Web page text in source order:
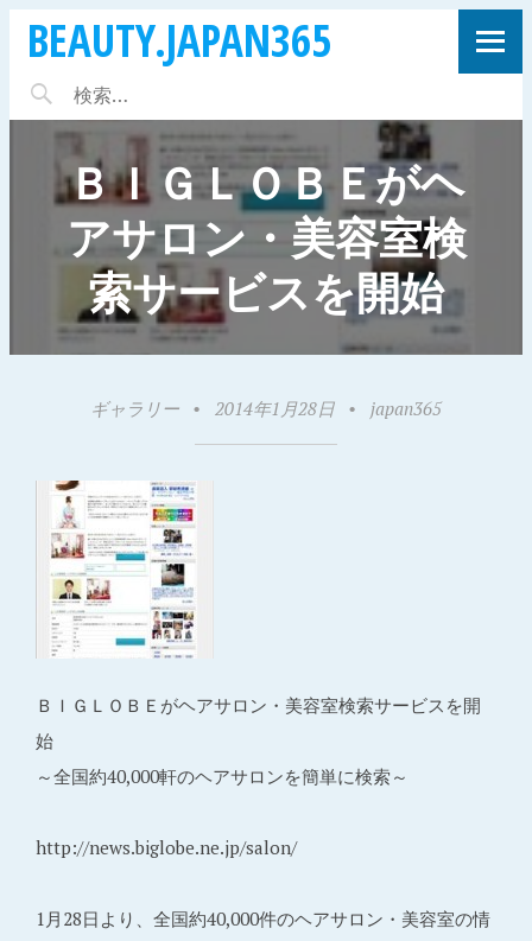
BEAUTY.JAPAN365
ＢＩＧＬＯＢＥがヘ
アサロン・美容室検
索サービスを開始
ギャラリー • 2014年1月28日 • japan365
ＢＩＧＬＯＢＥがヘアサロン・美容室検索サービスを開
始
～全国約40,000軒のヘアサロンを簡単に検索～
http://news.biglobe.ne.jp/salon/
1月28日より、全国約40,000件のヘアサロン・美容室の情